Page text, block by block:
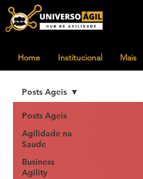
Home Institucional Mais
Posts Ageis
Agilidade na
Saude
Business
Agility
Posts Ageis